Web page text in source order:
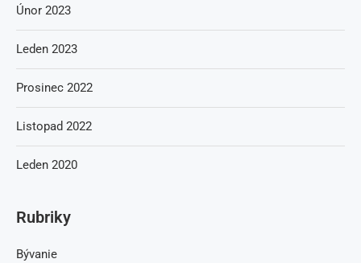
Únor 2023
Leden 2023
Prosinec 2022
Listopad 2022
Leden 2020
Rubriky
Bývanie